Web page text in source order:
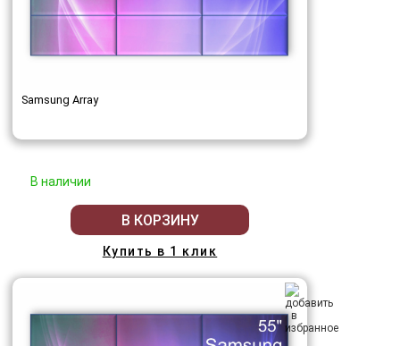
Samsung Array
В наличии
В КОРЗИНУ
Купить в 1 клик